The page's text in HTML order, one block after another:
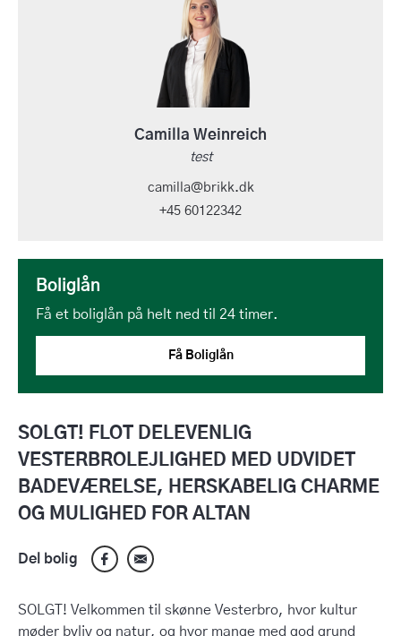
SOLGT! FLOT DELEVENLIG
VESTERBROLEJLIGHED MED UDVIDET
BADEVÆRELSE, HERSKABELIG CHARME
OG MULIGHED FOR ALTAN
Del bolig
SOLGT! Velkommen til skønne Vesterbro, hvor kultur
møder byliv og natur, og hvor mange med god grund
Camilla Weinreich
test
camilla@brikk.dk
+45 60122342
Boliglån
Få et boliglån på helt ned til 24 timer.
Få Boliglån